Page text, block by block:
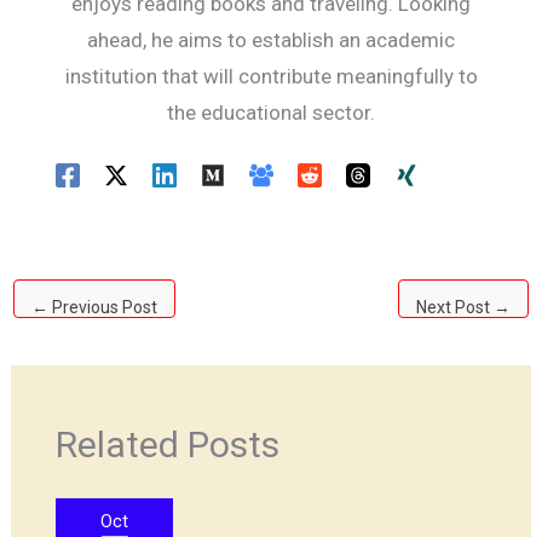
ahead, he aims to establish an academic
institution that will contribute meaningfully to
the educational sector.
← Previous Post Next Post →
Related Posts
Oct